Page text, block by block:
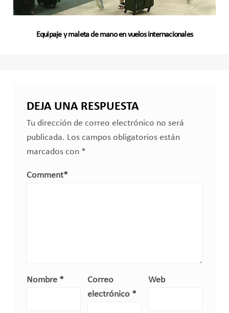
Equipaje y maleta de mano en vuelos internacionales
DEJA UNA RESPUESTA
Tu dirección de correo electrónico no será
publicada. Los campos obligatorios están
marcados con *
Comment*
Nombre *
Correo
electrónico *
Web